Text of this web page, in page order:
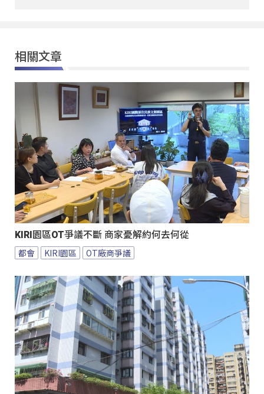
相關文章
KIRI園區OT爭議不斷 商家憂解約何去何從
都會 KIRI園區 OT廠商爭議